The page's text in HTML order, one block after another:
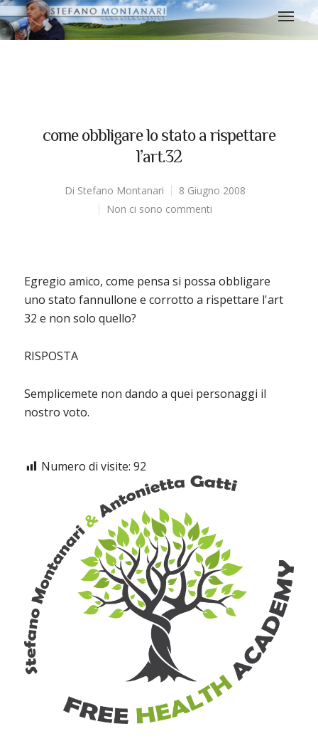
come obbligare lo stato a rispettare
l’art.32
Di Stefano Montanari
8 Giugno 2008
Non ci sono commenti
Egregio amico, come pensa si possa obbligare
uno stato fannullone e corrotto a rispettare l'art
32 e non solo quello?
RISPOSTA
Semplicemete non dando a quei personaggi il
nostro voto.
Numero di visite: 92